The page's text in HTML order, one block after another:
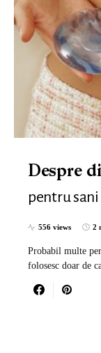
Despre
pentru sani
556 views 2
Probabil multe
folosesc doar de